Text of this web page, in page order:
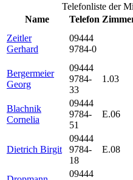
Telefonliste der
Name
Telefon
Zeitler
Gerhard
09444
9784-0
Bergermeier
Georg
09444
9784-
33
1.03
Blachnik
Cornelia
09444
9784-
51
E.06
Dietrich Birgit
09444
9784-
18
E.08
09444